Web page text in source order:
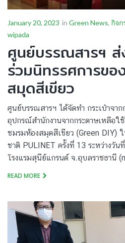
January 20, 2023 in Green News, กิจก
wipada
ศูนย์บรรณสารฯ ส่
ร่วมนิทรรศการข
สมุดสีเขียว
ศูนย์บรรณสารฯ ได้จัดทำ กระเป๋าจา
อุปกรณ์สำนักงานจากกระดาษเหลือใ
ชมรมห้องสมุดสีเขียว (Green DIY) ใ
ชาติ PULINET ครั้งที่ 13 ระหว่างวั
โรงแรมสุนีย์แกรนด์ จ.อุบลราชธานี
READ MORE